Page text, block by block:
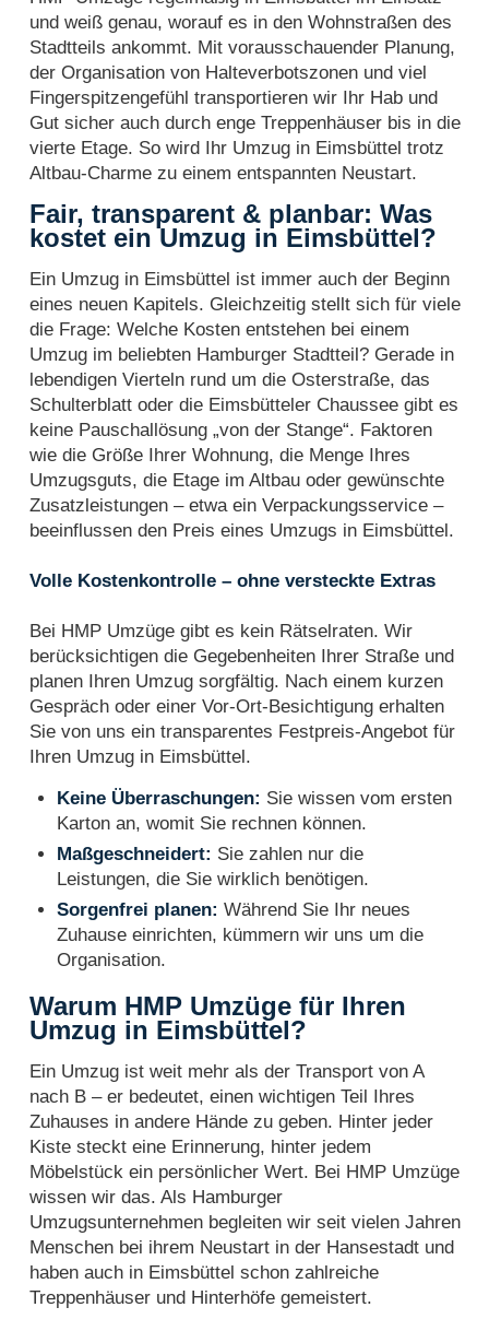
und weiß genau, worauf es in den Wohnstraßen des
Stadtteils ankommt. Mit vorausschauender Planung,
der Organisation von Halteverbotszonen und viel
Fingerspitzengefühl transportieren wir Ihr Hab und
Gut sicher auch durch enge Treppenhäuser bis in die
vierte Etage. So wird Ihr Umzug in Eimsbüttel trotz
Altbau-Charme zu einem entspannten Neustart.
Fair, transparent & planbar: Was
kostet ein Umzug in Eimsbüttel?
Ein Umzug in Eimsbüttel ist immer auch der Beginn
eines neuen Kapitels. Gleichzeitig stellt sich für viele
die Frage: Welche Kosten entstehen bei einem
Umzug im beliebten Hamburger Stadtteil? Gerade in
lebendigen Vierteln rund um die Osterstraße, das
Schulterblatt oder die Eimsbütteler Chaussee gibt es
keine Pauschallösung „von der Stange“. Faktoren
wie die Größe Ihrer Wohnung, die Menge Ihres
Umzugsguts, die Etage im Altbau oder gewünschte
Zusatzleistungen – etwa ein Verpackungsservice –
beeinflussen den Preis eines Umzugs in Eimsbüttel.
Volle Kostenkontrolle – ohne versteckte Extras
Bei HMP Umzüge gibt es kein Rätselraten. Wir
berücksichtigen die Gegebenheiten Ihrer Straße und
planen Ihren Umzug sorgfältig. Nach einem kurzen
Gespräch oder einer Vor-Ort-Besichtigung erhalten
Sie von uns ein transparentes Festpreis-Angebot für
Ihren Umzug in Eimsbüttel.
Keine Überraschungen: Sie wissen vom ersten
Karton an, womit Sie rechnen können.
Maßgeschneidert: Sie zahlen nur die
Leistungen, die Sie wirklich benötigen.
Sorgenfrei planen: Während Sie Ihr neues
Zuhause einrichten, kümmern wir uns um die
Organisation.
Warum HMP Umzüge für Ihren
Umzug in Eimsbüttel?
Ein Umzug ist weit mehr als der Transport von A
nach B – er bedeutet, einen wichtigen Teil Ihres
Zuhauses in andere Hände zu geben. Hinter jeder
Kiste steckt eine Erinnerung, hinter jedem
Möbelstück ein persönlicher Wert. Bei HMP Umzüge
wissen wir das. Als Hamburger
Umzugsunternehmen begleiten wir seit vielen Jahren
Menschen bei ihrem Neustart in der Hansestadt und
haben auch in Eimsbüttel schon zahlreiche
Treppenhäuser und Hinterhöfe gemeistert.